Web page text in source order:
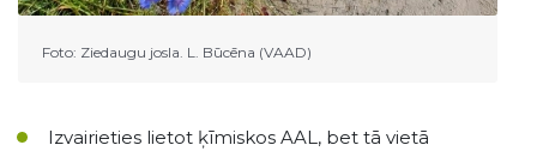
Foto: Ziedaugu josla. L. Būcēna (VAAD)
Izvairieties lietot ķīmiskos AAL, bet tā vietā